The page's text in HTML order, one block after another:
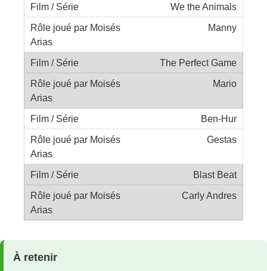
We the Animals
Manny
The Perfect Game
Mario
Ben-Hur
Gestas
Blast Beat
Carly Andres
À retenir